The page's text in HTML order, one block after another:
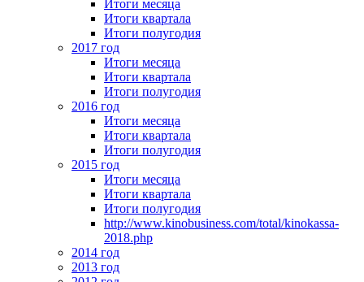
Итоги месяца
Итоги квартала
Итоги полугодия
2017 год
Итоги месяца
Итоги квартала
Итоги полугодия
2016 год
Итоги месяца
Итоги квартала
Итоги полугодия
2015 год
Итоги месяца
Итоги квартала
Итоги полугодия
http://www.kinobusiness.com/total/kinokassa-
2018.php
2014 год
2013 год